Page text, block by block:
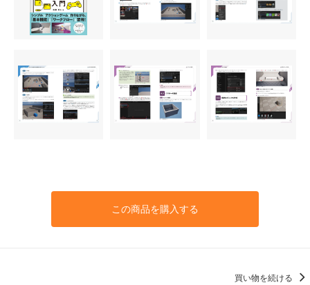
この商品を購入する
買い物を続ける